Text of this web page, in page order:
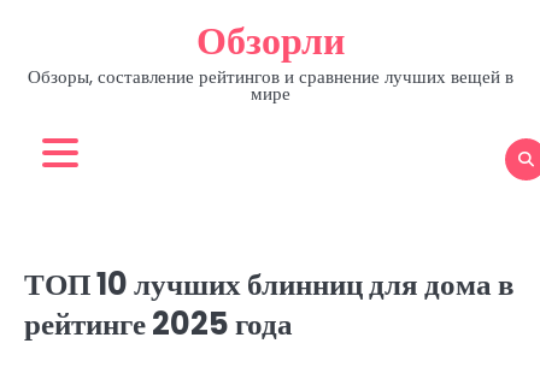
content
Обзорли
Обзоры, составление рейтингов и сравнение лучших вещей в
мире
ТОП 10 лучших блинниц для дома в
рейтинге 2025 года